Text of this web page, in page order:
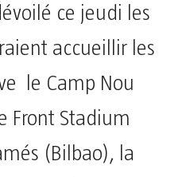
ce jeudi les
accueillir les
le Camp Nou
Front Stadium
(Bilbao), la